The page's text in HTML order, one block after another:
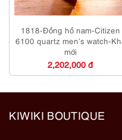
1818-Đồng hồ nam-Citizen
6100 quartz men’s watch-
mới
2,202,000 đ
KIWIKI BOUTIQUE